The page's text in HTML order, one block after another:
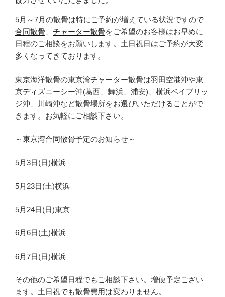
5月～7月の散骨は特にご予約が増えている状況ですので
合同散骨
チャーター散骨をご希望のお客様はお早めに
日程のご相談をお願いします。土日祝日はご予約が大変
多くなってきております。
東京海洋散骨の東京湾チャーター散骨は羽田空港沖や東
京ディズニーシー沖(葛西、舞浜、浦安)、横浜ベイブリッ
ジ沖、川崎沖など散骨場所をお選びいただけることがで
きます。お気軽にご相談下さい。
～東京湾合同散骨予定のお知らせ～
5月3日(日)横浜
5月23日(土)横浜
5月24日(日)東京
6月6日(土)横浜
6月7日(日)横浜
その他のご希望日程でもご相談下さい。増便予定ござい
ます。土日祝でも散骨費用は変わりません。